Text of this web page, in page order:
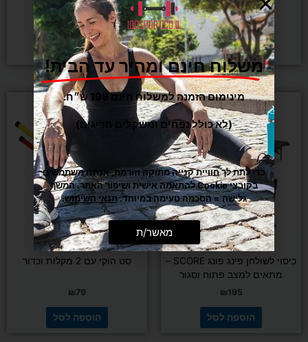
₪29
הוספה לסל
Racket
₪279
בחר/י אפשרויות
טניס שולחן
כיסוי לשולחן פינג פונג SCORE –
מתאים למצב פתוח וסגור
₪195
הוספה לסל
משחקים ופנאי
סט הוקי עם 2 מקלות וכדור
₪79
הוספה לסל
משלוח חינם ומהיר עד הבית!
מינימום הזמנה למשלוח חינם 199 ש״ח.
(לא כולל נפחים ומשקלים חריגים)
כדי לתת לך חוויית קנייה מתוקה וזורמת, אנחנו משתמשים
בקובצי Cookie להתאמה אישית ושיפור האתר. המשך
גלישה = הסכמה טעימה במיוחד.תנאי השימוש.
מאשר/ת